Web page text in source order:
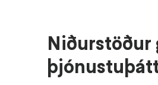
Niðurstöður